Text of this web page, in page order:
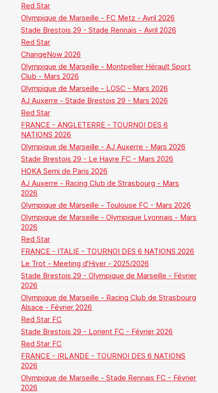
Red Star
Olympique de Marseille - FC Metz - Avril 2026
Stade Brestois 29 - Stade Rennais - Avril 2026
Red Star
ChangeNow 2026
Olympique de Marseille - Montpellier Hérault Sport
Club - Mars 2026
Olympique de Marseille - LOSC - Mars 2026
AJ Auxerre - Stade Brestois 29 - Mars 2026
Red Star
FRANCE - ANGLETERRE - TOURNOI DES 6
NATIONS 2026
Olympique de Marseille - AJ Auxerre - Mars 2026
Stade Brestois 29 - Le Havre FC - Mars 2026
HOKA Semi de Paris 2026
AJ Auxerre - Racing Club de Strasbourg - Mars
2026
Olympique de Marseille - Toulouse FC - Mars 2026
Olympique de Marseille - Olympique Lyonnais - Mars
2026
Red Star
FRANCE - ITALIE - TOURNOI DES 6 NATIONS 2026
Le Trot - Meeting d'Hiver - 2025/2026
Stade Brestois 29 - Olympique de Marseille - Février
2026
Olympique de Marseille - Racing Club de Strasbourg
Alsace - Février 2026
Red Star FC
Stade Brestois 29 - Lorient FC - Février 2026
Red Star FC
FRANCE - IRLANDE - TOURNOI DES 6 NATIONS
2026
Olympique de Marseille - Stade Rennais FC - Février
2026